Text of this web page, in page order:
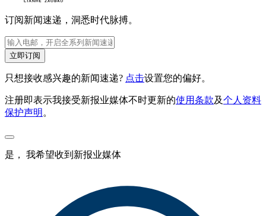
订阅新闻速递，洞悉时代脉搏。
立即订阅
只想接收感兴趣的新闻速递? 点击设置您的偏好。
注册即表示我接受新报业媒体不时更新的使用条款及个人资料
保护声明 。
是， 我希望收到新报业媒体